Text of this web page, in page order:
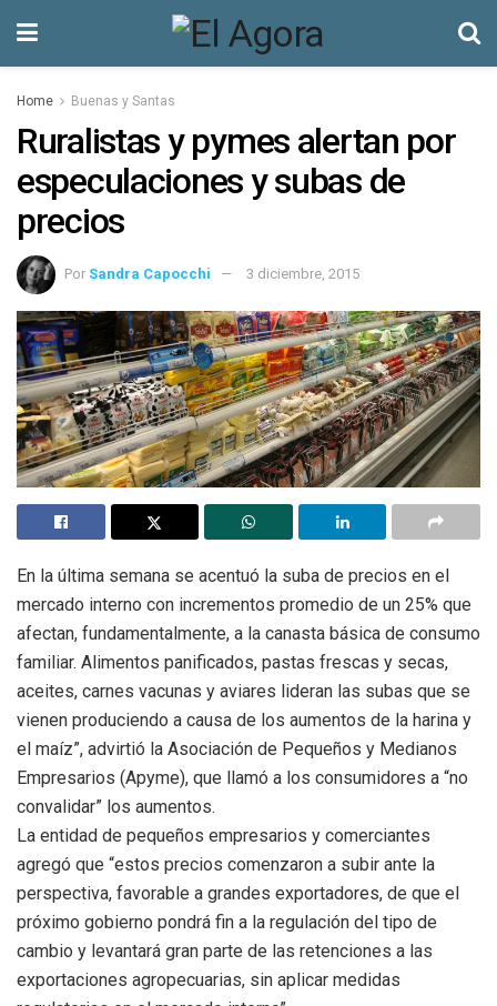
Home Buenas y Santas
Ruralistas y pymes alertan por
especulaciones y subas de
precios
Por Sandra Capocchi 3 diciembre, 2015
En la última semana se acentuó la suba de precios en el
mercado interno con incrementos promedio de un 25% que
afectan, fundamentalmente, a la canasta básica de consumo
familiar. Alimentos panificados, pastas frescas y secas,
aceites, carnes vacunas y aviares lideran las subas que se
vienen produciendo a causa de los aumentos de la harina y
el maíz”, advirtió la Asociación de Pequeños y Medianos
Empresarios (Apyme), que llamó a los consumidores a “no
convalidar” los aumentos.
La entidad de pequeños empresarios y comerciantes
agregó que “estos precios comenzaron a subir ante la
perspectiva, favorable a grandes exportadores, de que el
próximo gobierno pondrá fin a la regulación del tipo de
cambio y levantará gran parte de las retenciones a las
exportaciones agropecuarias, sin aplicar medidas